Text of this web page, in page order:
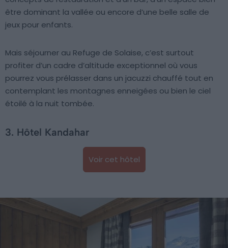
être dominant la vallée ou encore d’une belle salle de
jeux pour enfants.
Mais séjourner au Refuge de Solaise, c’est surtout
profiter d’un cadre d’altitude exceptionnel où vous
pourrez vous prélasser dans un jacuzzi chauffé tout en
contemplant les montagnes enneigées ou bien le ciel
étoilé à la nuit tombée.
3. Hôtel Kandahar
Voir cet hôtel